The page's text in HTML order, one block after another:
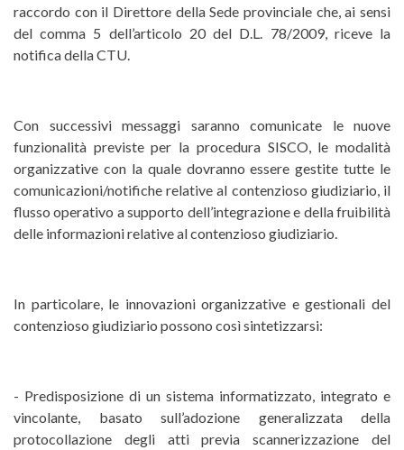
raccordo con il Direttore della Sede provinciale che, ai sensi
del comma 5 dell’articolo 20 del D.L. 78/2009, riceve la
notifica della CTU.
Con successivi messaggi saranno comunicate le nuove
funzionalità previste per la procedura SISCO, le modalità
organizzative con la quale dovranno essere gestite tutte le
comunicazioni/notifiche relative al contenzioso giudiziario, il
flusso operativo a supporto dell’integrazione e della fruibilità
delle informazioni relative al contenzioso giudiziario.
In particolare, le innovazioni organizzative e gestionali del
contenzioso giudiziario possono così sintetizzarsi:
- Predisposizione di un sistema informatizzato, integrato e
vincolante, basato sull’adozione generalizzata della
protocollazione degli atti previa scannerizzazione del